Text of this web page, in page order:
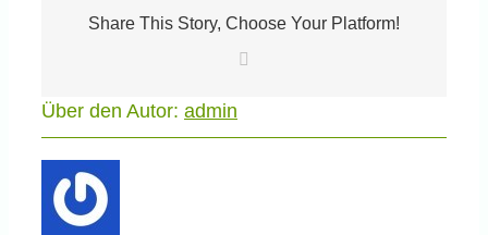
Share This Story, Choose Your Platform!
Über den Autor: admin